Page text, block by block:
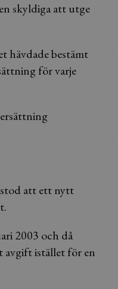
skyldiga att utge
hävdade bestämt
för varje
att ett nytt
2003 och då
avgift istället för en